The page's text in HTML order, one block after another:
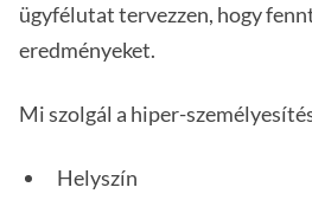
ügyfélutat tervezzen, hogy
eredményeket.
Mi szolgál a hiper-
Helyszín